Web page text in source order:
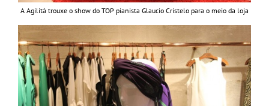
A Agilità trouxe o show do TOP pianista Glaucio Cristelo para o meio da loja